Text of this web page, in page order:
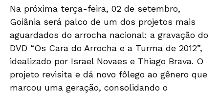
Na próxima terça-feira, 02 de setembro,
Goiânia será palco de um dos projetos mais
aguardados do arrocha nacional: a gravação do
DVD “Os Cara do Arrocha e a Turma de 2012”,
idealizado por Israel Novaes e Thiago Brava. O
projeto revisita e dá novo fôlego ao gênero que
marcou uma geração, consolidando o